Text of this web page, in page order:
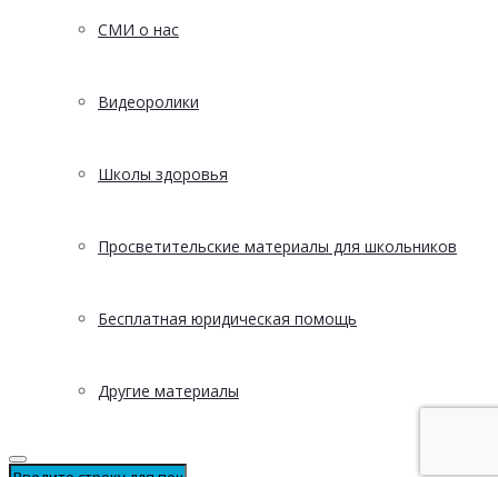
СМИ о нас
Видеоролики
Школы здоровья
Просветительские материалы для школьников
Бесплатная юридическая помощь
Другие материалы